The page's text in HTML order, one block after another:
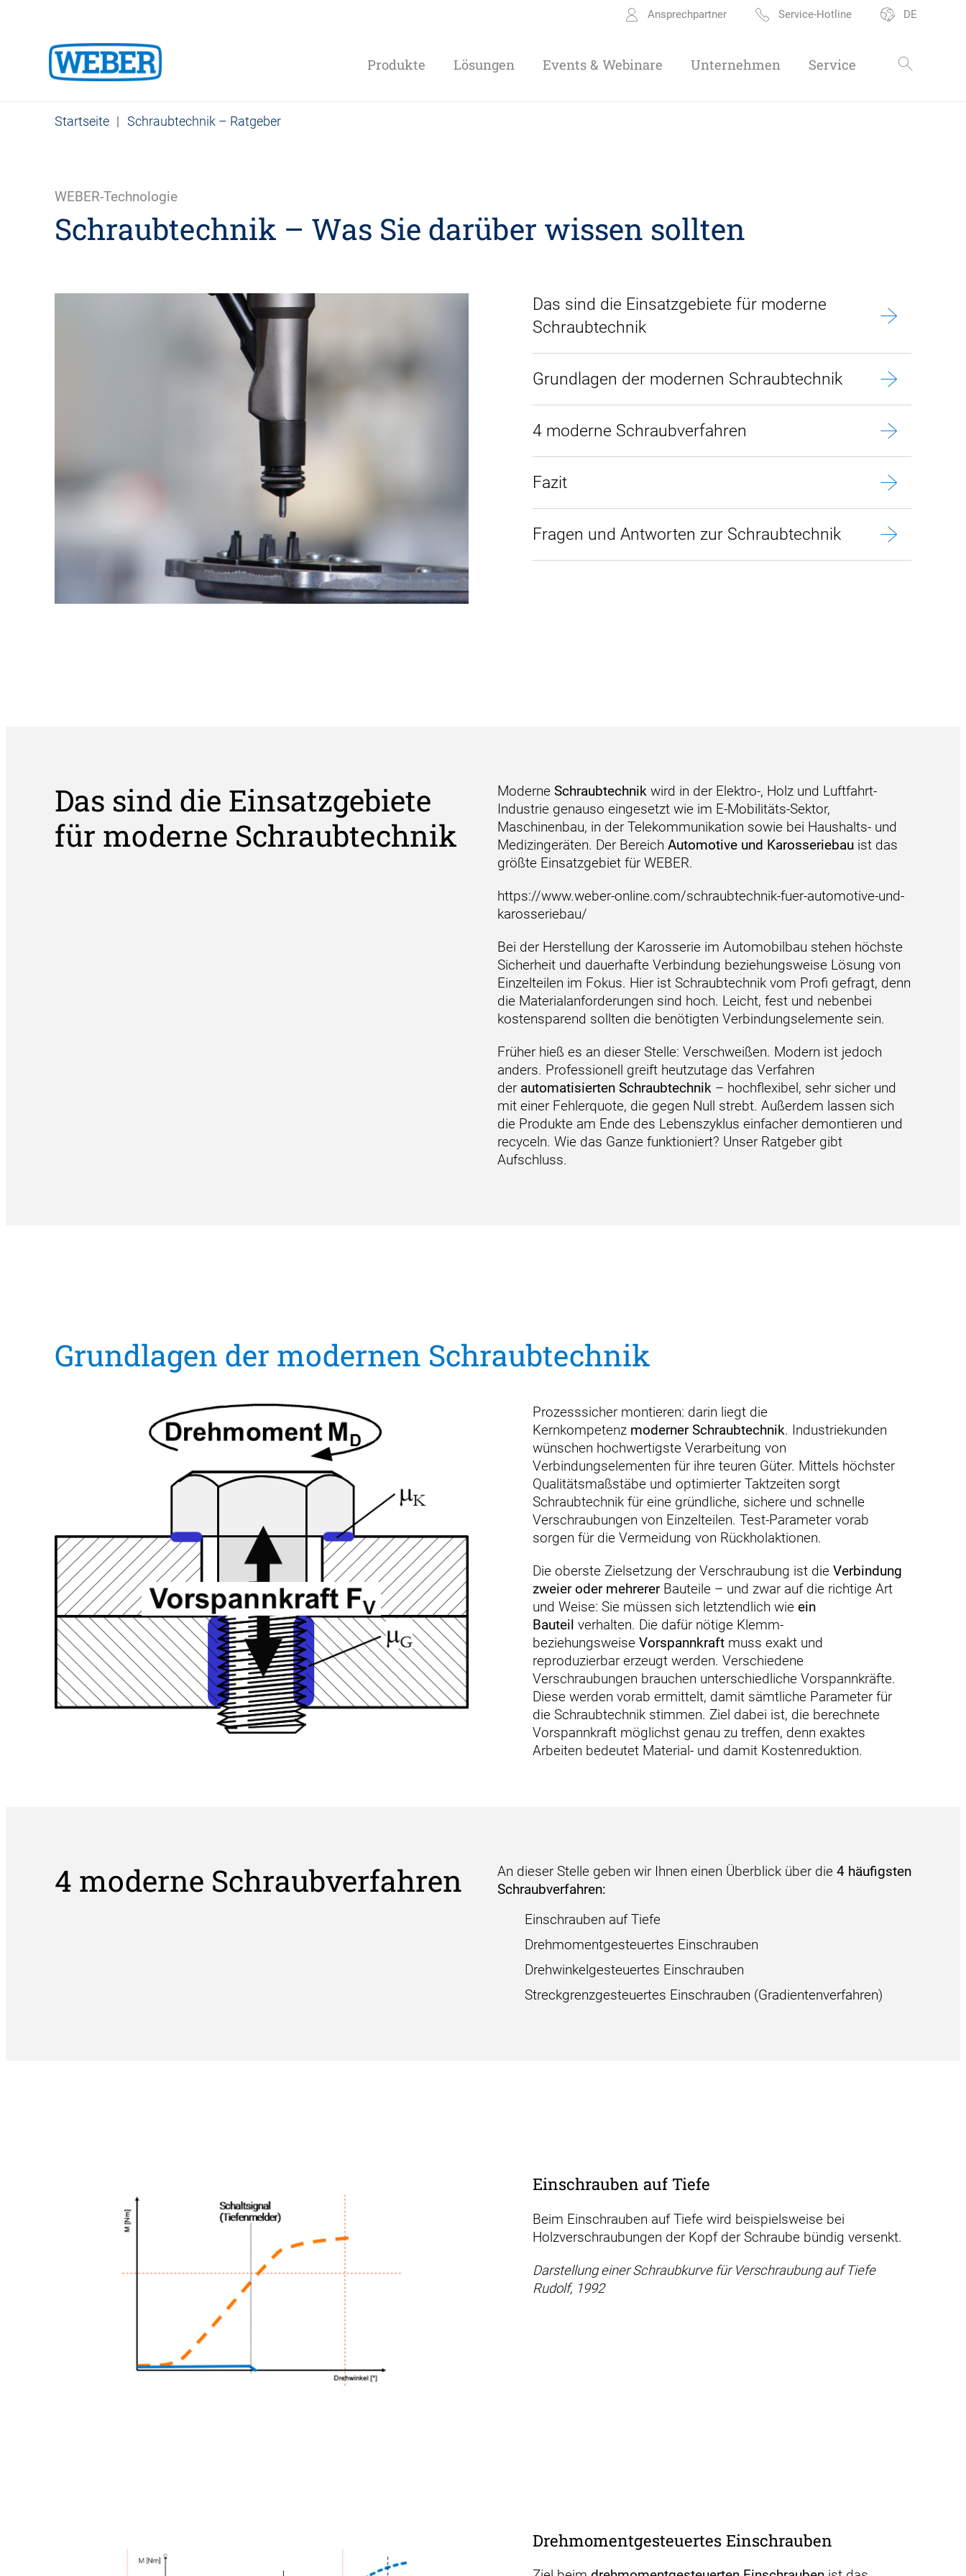
Ansprechpartner Service-Hotline DE
Produkte Lösungen Events & Webinare Unternehmen Service
Startseite | Schraubtechnik – Ratgeber
WEBER-Technologie
Schraubtechnik – Was Sie darüber wissen sollten
Das sind die Einsatzgebiete für moderne
Schraubtechnik
Grundlagen der modernen Schraubtechnik
4 moderne Schraubverfahren
Fazit
Fragen und Antworten zur Schraubtechnik
Das sind die Einsatzgebiete
für moderne Schraubtechnik
Moderne Schraubtechnikwird in der Elektro-, Holz und Luftfahrt-
Industrie genauso eingesetzt wie im E-Mobilitäts-Sektor,
Maschinenbau, in der Telekommunikation sowie bei Haushalts- und
Medizingeräten. Der Bereich Automotive und Karosseriebauist das
größte Einsatzgebiet für WEBER.
https://www.weber-online.com/schraubtechnik-fuer-automotive-und-
karosseriebau/
Bei der Herstellung der Karosserie im Automobilbau stehen höchste
Sicherheit und dauerhafte Verbindung beziehungsweise Lösung von
Einzelteilen im Fokus. Hier ist Schraubtechnik vom Profi gefragt, denn
die Materialanforderungen sind hoch. Leicht, fest und nebenbei
kostensparend sollten die benötigten Verbindungselemente sein.
Früher hieß es an dieser Stelle: Verschweißen. Modern ist jedoch
anders. Professionell greift heutzutage das Verfahren
der automatisierten Schraubtechnik– hochflexibel, sehr sicher und
mit einer Fehlerquote, die gegen Null strebt. Außerdem lassen sich
die Produkte am Ende des Lebenszyklus einfacher demontieren und
recyceln. Wie das Ganze funktioniert? Unser Ratgeber gibt
Aufschluss.
Grundlagen der modernen Schraubtechnik
Prozesssicher montieren: darin liegt die
Kernkompetenz moderner Schraubtechnik. Industriekunden
wünschen hochwertigste Verarbeitung von
Verbindungselementen für ihre teuren Güter. Mittels höchster
Qualitätsmaßstäbe und optimierter Taktzeiten sorgt
Schraubtechnik für eine gründliche, sichere und schnelle
Verschraubungen von Einzelteilen. Test-Parameter vorab
sorgen für die Vermeidung von Rückholaktionen.
Die oberste Zielsetzung der Verschraubung ist die Verbindung
zweier oder mehrererBauteile – und zwar auf die richtige Art
und Weise: Sie müssen sich letztendlich wie ein
Bauteil verhalten. Die dafür nötige Klemm-
beziehungsweise Vorspannkraft muss exakt und
reproduzierbar erzeugt werden. Verschiedene
Verschraubungen brauchen unterschiedliche Vorspannkräfte.
Diese werden vorab ermittelt, damit sämtliche Parameter für
die Schraubtechnik stimmen. Ziel dabei ist, die berechnete
Vorspannkraft möglichst genau zu treffen, denn exaktes
Arbeiten bedeutet Material- und damit Kostenreduktion.
4 moderne Schraubverfahren An dieser Stelle geben wir Ihnen einen Überblick über die 4 häufigsten
Schraubverfahren:
Einschrauben auf Tiefe
Drehmomentgesteuertes Einschrauben
Drehwinkelgesteuertes Einschrauben
Streckgrenzgesteuertes Einschrauben (Gradientenverfahren)
Einschrauben auf Tiefe
Beim Einschrauben auf Tiefe wird beispielsweise bei
Holzverschraubungen der Kopf der Schraube bündig versenkt.
Darstellung einer Schraubkurve für Verschraubung auf Tiefe
Rudolf, 1992
Drehmomentgesteuertes Einschrauben